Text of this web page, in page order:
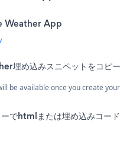
Weather App
埋め込みスニペットをコピ
be available once you create
でhtmlまたは埋め込みコー